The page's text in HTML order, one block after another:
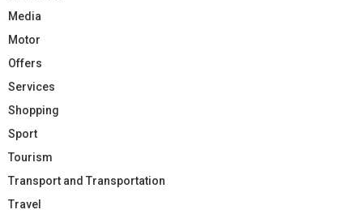
Media
Motor
Offers
Services
Shopping
Sport
Tourism
Transport and Transportation
Travel